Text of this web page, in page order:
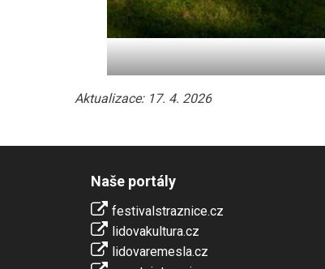
Aktualizace: 17. 4. 2026
Naše portály
festivalstraznice.cz
lidovakultura.cz
lidovaremesla.cz